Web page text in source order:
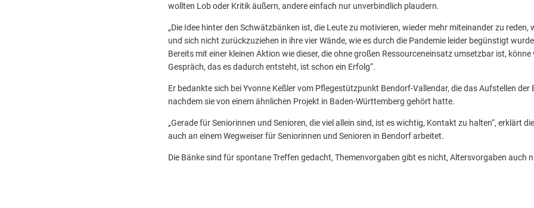
wollten Lob oder Kritik äußern, andere einfach nur unverbindlich plaudern.
„Die Idee hinter den Schwätzbänken ist, die Leute zu motivieren, wieder mehr miteinander zu reden,
und sich nicht zurückzuziehen in ihre vier Wände, wie es durch die Pandemie leider begünstigt
Bereits mit einer kleinen Aktion wie dieser, die ohne großen Ressourceneinsatz umsetzbar ist, könne
Gespräch, das es dadurch entsteht, ist schon ein Erfolg“.
Er bedankte sich bei Yvonne Keßler vom Pflegestützpunkt Bendorf-Vallendar, die das Aufstellen der
nachdem sie von einem ähnlichen Projekt in Baden-Württemberg gehört hatte.
„Gerade für Seniorinnen und Senioren, die viel allein sind, ist es wichtig, Kontakt zu halten“, erklärt
auch an einem Wegweiser für Seniorinnen und Senioren in Bendorf arbeitet.
Die Bänke sind für spontane Treffen gedacht, Themenvorgaben gibt es nicht, Altersvorgaben auch